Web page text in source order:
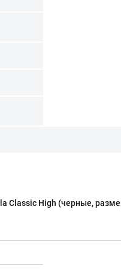
Classic High (черные,